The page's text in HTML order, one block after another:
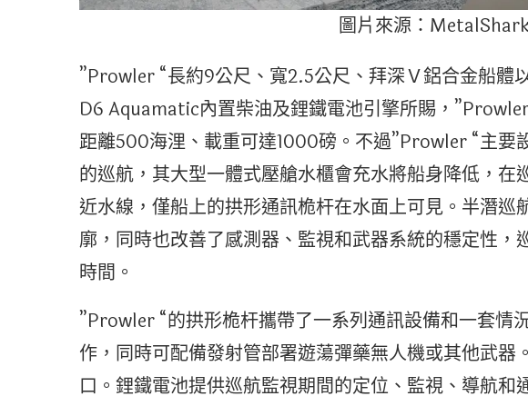
圖片來源：
”Prowler “長約9公尺、寬2.5公尺、拜深Ｖ鋁合金船
D6 Aquamatic內置柴油及鋰鐵電池引擎所賜，
距離500海浬、載重可達1000磅。不過”Prowler “主要
的巡航，其大型一體式壓艙水櫃會充水將船身降低，
近水線，僅船上的拱形通訊桅杆在水面上可見。半潛
廓，同時也改善了感測器、監視和武器系統的穩定性，
時間。
”Prowler “的拱形桅杆攜帶了一系列通訊設備和一套情
作，同時可配備發射管部署遊蕩彈藥無人機或其他武
口。鋰鐵電池提供巡航監視期間的定位、監視、導航和